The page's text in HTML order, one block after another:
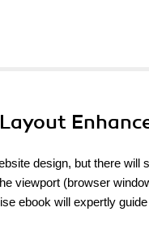
design, but there will
viewport (browser
ebook will expertly